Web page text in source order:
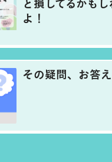
と損してるかも
よ！
その疑問、お答